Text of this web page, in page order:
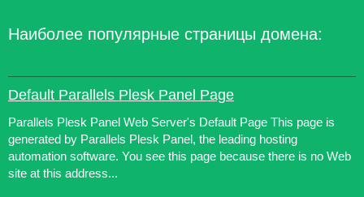
Наиболее популярные страницы домена:
Default Parallels Plesk Panel Page
Parallels Plesk Panel Web Server's Default Page This page is
generated by Parallels Plesk Panel, the leading hosting
automation software. You see this page because there is no Web
site at this address...